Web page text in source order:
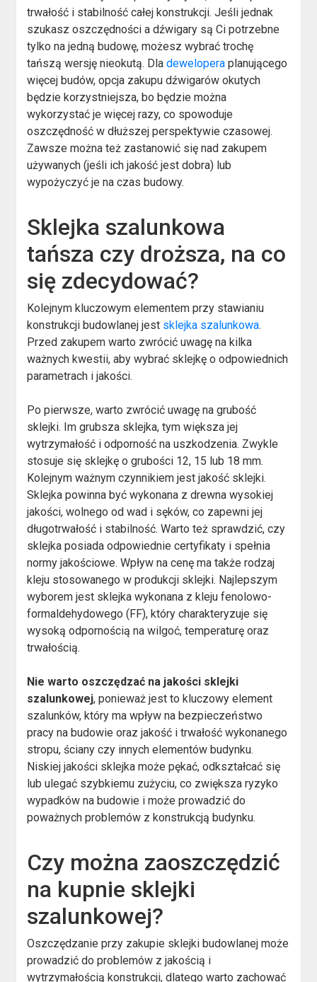
trwałość i stabilność całej konstrukcji. Jeśli jednak
szukasz oszczędności a dźwigary są Ci potrzebne
tylko na jedną budowę, możesz wybrać trochę
tańszą wersję nieokutą. Dladewelopera planującego
więcej budów, opcja zakupu dźwigarów okutych
będzie korzystniejsza, bo będzie można
wykorzystać je więcej razy, co spowoduje
oszczędność w dłuższej perspektywie czasowej.
Zawsze można też zastanowić się nad zakupem
używanych (jeśli ich jakość jest dobra) lub
wypożyczyć je na czas budowy.
Sklejka szalunkowa
tańsza czy droższa, na co
się zdecydować?
Kolejnym kluczowym elementem przy stawianiu
konstrukcji budowlanej jest sklejka szalunkowa.
Przed zakupem warto zwrócić uwagę na kilka
ważnych kwestii, aby wybrać sklejkę o odpowiednich
parametrach i jakości.
Po pierwsze, warto zwrócić uwagę na grubość
sklejki. Im grubsza sklejka, tym większa jej
wytrzymałość i odporność na uszkodzenia. Zwykle
stosuje się sklejkę o grubości 12, 15 lub 18 mm.
Kolejnym ważnym czynnikiem jest jakość sklejki.
Sklejka powinna być wykonana z drewna wysokiej
jakości, wolnego od wad i sęków, co zapewni jej
długotrwałość i stabilność. Warto też sprawdzić, czy
sklejka posiada odpowiednie certyfikaty i spełnia
normy jakościowe. Wpływ na cenę ma także rodzaj
kleju stosowanego w produkcji sklejki. Najlepszym
wyborem jest sklejka wykonana z kleju fenolowo-
formaldehydowego (FF), który charakteryzuje się
wysoką odpornością na wilgoć, temperaturę oraz
trwałością.
Nie warto oszczędzać na jakości sklejki
szalunkowej, ponieważ jest to kluczowy element
szalunków, który ma wpływ na bezpieczeństwo
pracy na budowie oraz jakość i trwałość wykonanego
stropu, ściany czy innych elementów budynku.
Niskiej jakości sklejka może pękać, odkształcać się
lub ulegać szybkiemu zużyciu, co zwiększa ryzyko
wypadków na budowie i może prowadzić do
poważnych problemów z konstrukcją budynku.
Czy można zaoszczędzić
na kupnie sklejki
szalunkowej?
Oszczędzanie przy zakupie sklejki budowlanej może
prowadzić do problemów z jakością i
wytrzymałością konstrukcji, dlatego warto zachować